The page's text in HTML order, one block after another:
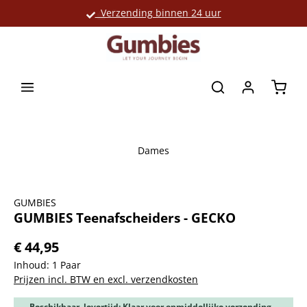
Verzending binnen 24 uur
Grote productselectie
Dames
GUMBIES
GUMBIES Teenafscheiders - GECKO
€ 44,95
Inhoud: 1 Paar
Prijzen incl. BTW en excl. verzendkosten